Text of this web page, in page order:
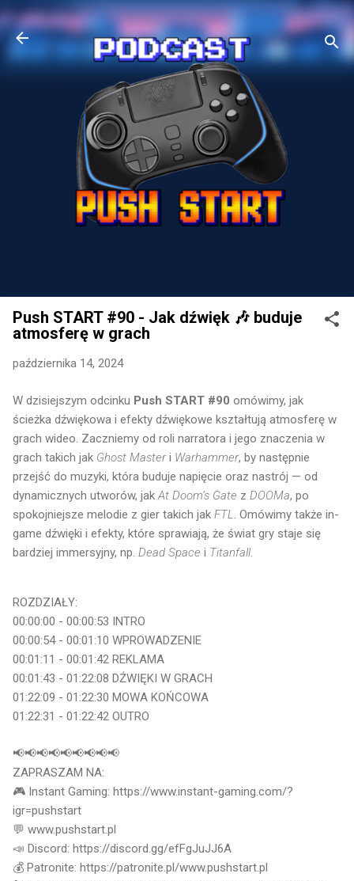
Przejdź do głównej zawartości
Push START #90 - Jak dźwięk 🎶 buduje
atmosferę w grach
października 14, 2024
W dzisiejszym odcinku Push START #90 omówimy, jak
ścieżka dźwiękowa i efekty dźwiękowe kształtują atmosferę w
grach wideo. Zaczniemy od roli narratora i jego znaczenia w
grach takich jak Ghost Masteri Warhammer, by następnie
przejść do muzyki, która buduje napięcie oraz nastrój — od
dynamicznych utworów, jak At Doom’s Gate z DOOMa, po
spokojniejsze melodie z gier takich jak FTL
. Omówimy także in-
game dźwięki i efekty, które sprawiają, że świat gry staje się
bardziej immersyjny, np. Dead Space i Titanfall.
ROZDZIAŁY:
00:00:00 - 00:00:53 INTRO
00:00:54 - 00:01:10 WPROWADZENIE
00:01:11 - 00:01:42 REKLAMA
00:01:43 - 01:22:08 DŹWIĘKI W GRACH
01:22:09 - 01:22:30 MOWA KOŃCOWA
01:22:31 - 01:22:42 OUTRO
📢📢📢📢📢📢📢📢📢
ZAPRASZAM NA:
🎮 Instant Gaming: https://www.instant-gaming.com/?
igr=pushstart
💬 www.pushstart.pl
📣 Discord: https://discord.gg/efFgJuJJ6A
💰 Patronite: https://patronite.pl/www.pushstart.pl